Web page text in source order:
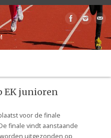
EK junioren
voor de finale
finale vindt aanstaande
uitgezonden op